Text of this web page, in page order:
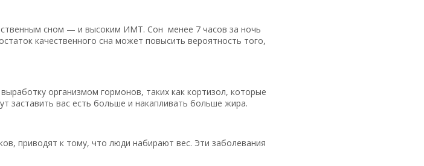
сном — и высоким ИМТ. Сон менее 7 часов за ночь
качественного сна может повысить вероятность того,
организмом гормонов, таких как кортизол, которые
заставить вас есть больше и накапливать больше жира.
приводят к тому, что люди набирают вес. Эти заболевания